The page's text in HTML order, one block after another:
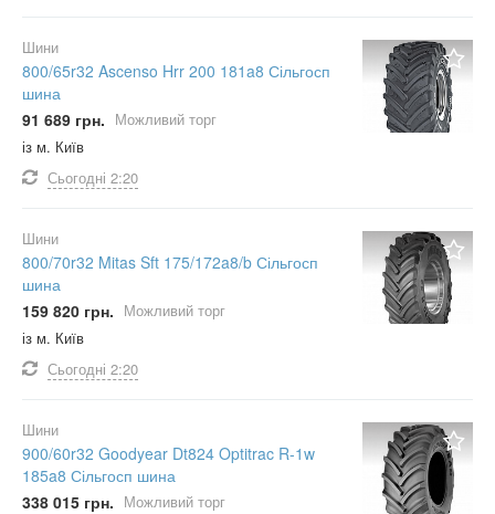
Шини
800/65r32 Ascenso Hrr 200 181a8 Сільгосп
шина
91 689 грн. Можливий торг
із м. Київ
Сьогодні 2:20
Шини
800/70r32 Mitas Sft 175/172a8/b Сільгосп
шина
159 820 грн. Можливий торг
із м. Київ
Сьогодні 2:20
Шини
900/60r32 Goodyear Dt824 Optitrac R-1w
185a8 Сільгосп шина
338 015 грн. Можливий торг